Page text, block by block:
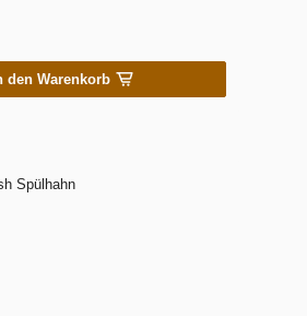
den Warenkorb